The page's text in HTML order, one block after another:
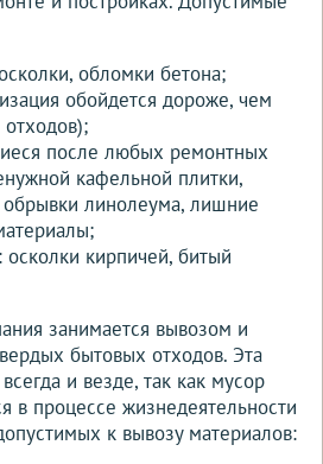
обломки бетона;
обойдется дороже, чем
после любых ремонтных
кафельной плитки,
линолеума, лишние
кирпичей, битый
занимается вывозом и
бытовых отходов. Эта
и везде, так как мусор
в процессе жизнедеятельности
к вывозу материалов: